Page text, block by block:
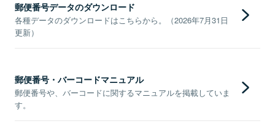
郵便番号データのダウンロード
各種データのダウンロードはこちらから。（2026年7月31日
更新）
郵便番号・バーコードマニュアル
郵便番号や、バーコードに関するマニュアルを掲載していま
す。